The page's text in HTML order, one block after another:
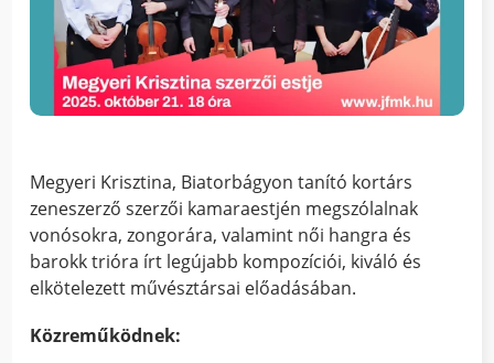
Megyeri Krisztina, Biatorbágyon tanító kortárs
zeneszerző szerzői kamaraestjén megszólalnak
vonósokra, zongorára, valamint női hangra és
barokk trióra írt legújabb kompozíciói, kiváló és
elkötelezett művésztársai előadásában.
Közreműködnek: